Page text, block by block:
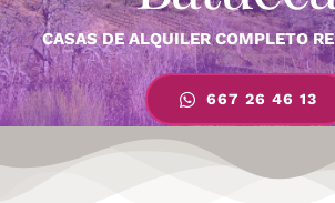
CASAS DE ALQUILER COMPLETO
667 26 46 13